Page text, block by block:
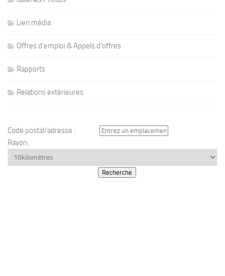
Lien média
Offres d'emploi & Appels d'offres
Rapports
Relations extérieures
Code postal/adresse :
Rayon: